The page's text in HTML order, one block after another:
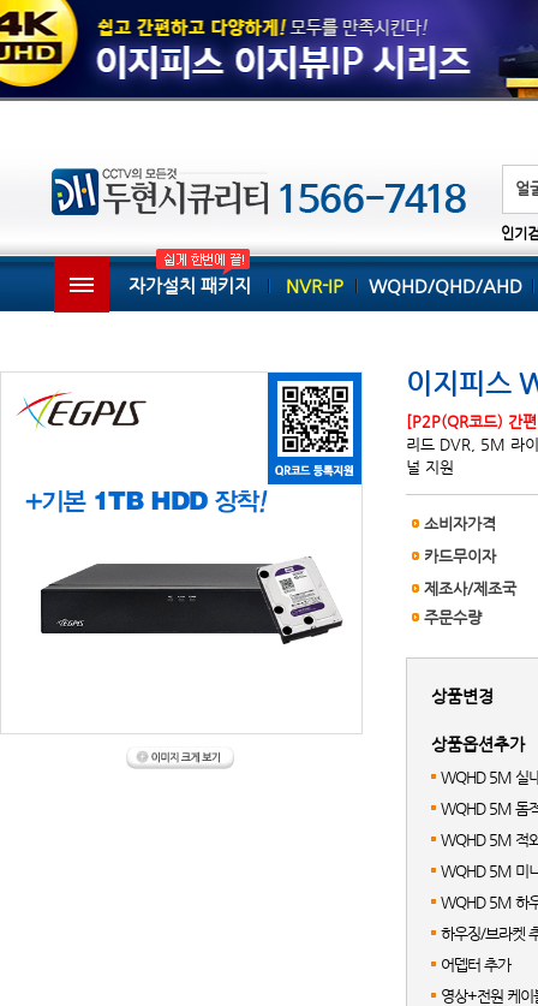
인기
자가설치 패키지 NVR-IP WQHD/QHD/AHD
이지피스
[P2P(QR코드) 간
리드 DVR, 5M 라
널 지원
소비자가격
카드무이자
제조사/제조국
주문수량
상품변경
상품옵션추가
WQHD 5M 실
WQHD 5M 돔
WQHD 5M 적
WQHD 5M 미
WQHD 5M 하
하우징/브라켓
어뎁터 추가
영상+전원 케이